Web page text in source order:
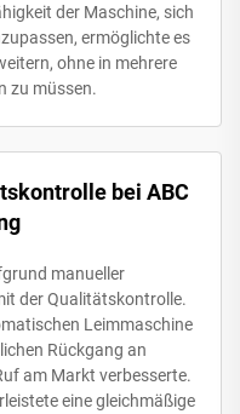
der Maschine, sich
ermöglichte es
ohne in mehrere
zu müssen.
bei ABC
manueller
der Qualitätskontrolle.
Leimmaschine
Rückgang an
am Markt verbesserte.
eine gleichmäßige